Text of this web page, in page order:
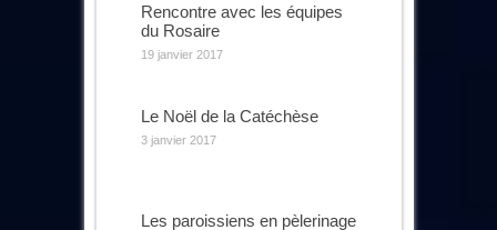
Rencontre avec les équipes
du Rosaire
19 janvier 2017
Le Noël de la Catéchèse
3 janvier 2017
Les paroissiens en pèlerinage